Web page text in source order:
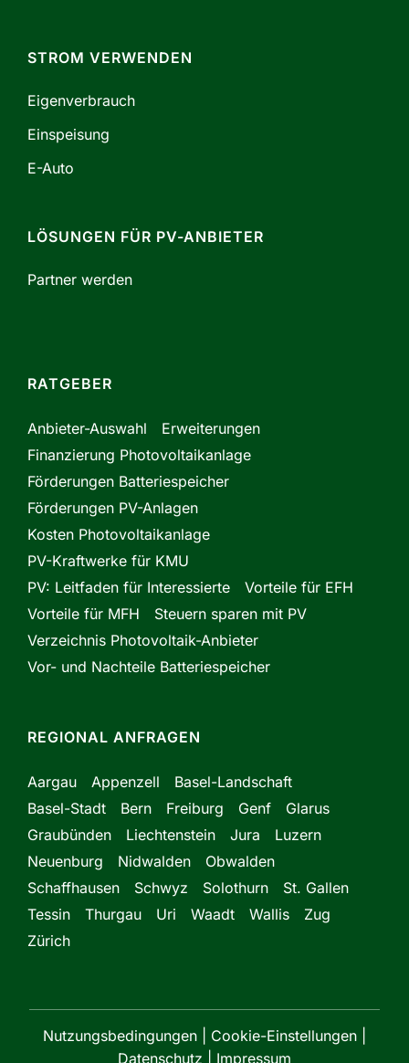
STROM VERWENDEN
Eigenverbrauch
Einspeisung
E-Auto
LÖSUNGEN FÜR PV-ANBIETER
Partner werden
RATGEBER
Anbieter-Auswahl
Erweiterungen
Finanzierung Photovoltaikanlage
Förderungen Batteriespeicher
Förderungen PV-Anlagen
Kosten Photovoltaikanlage
PV-Kraftwerke für KMU
PV: Leitfaden für Interessierte
Vorteile für EFH
Vorteile für MFH
Steuern sparen mit PV
Verzeichnis Photovoltaik-Anbieter
Vor- und Nachteile Batteriespeicher
REGIONAL ANFRAGEN
Aargau Appenzell
Basel-Landschaft
Basel-Stadt
Bern Freiburg Genf
Glarus
Graubünden
Liechtenstein Jura
Luzern
Neuenburg
Nidwalden
Obwalden
Schaffhausen
Schwyz Solothurn
St. Gallen
Tessin
Thurgau Uri Waadt Wallis
Zug
Zürich
Nutzungsbedingungen Cookie-Einstellungen
Datenschutz
Impressum